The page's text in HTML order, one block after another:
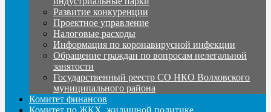
Развитие конкуренции
Проектное управление
Налоговые расходы
Информация по коронавирусной инфекции
Обращение граждан по вопросам нелегальной
занятости
Государственный реестр СО НКО Волховского
муниципального района
Комитет финансов
Комитет по ЖКХ, жилищной политике